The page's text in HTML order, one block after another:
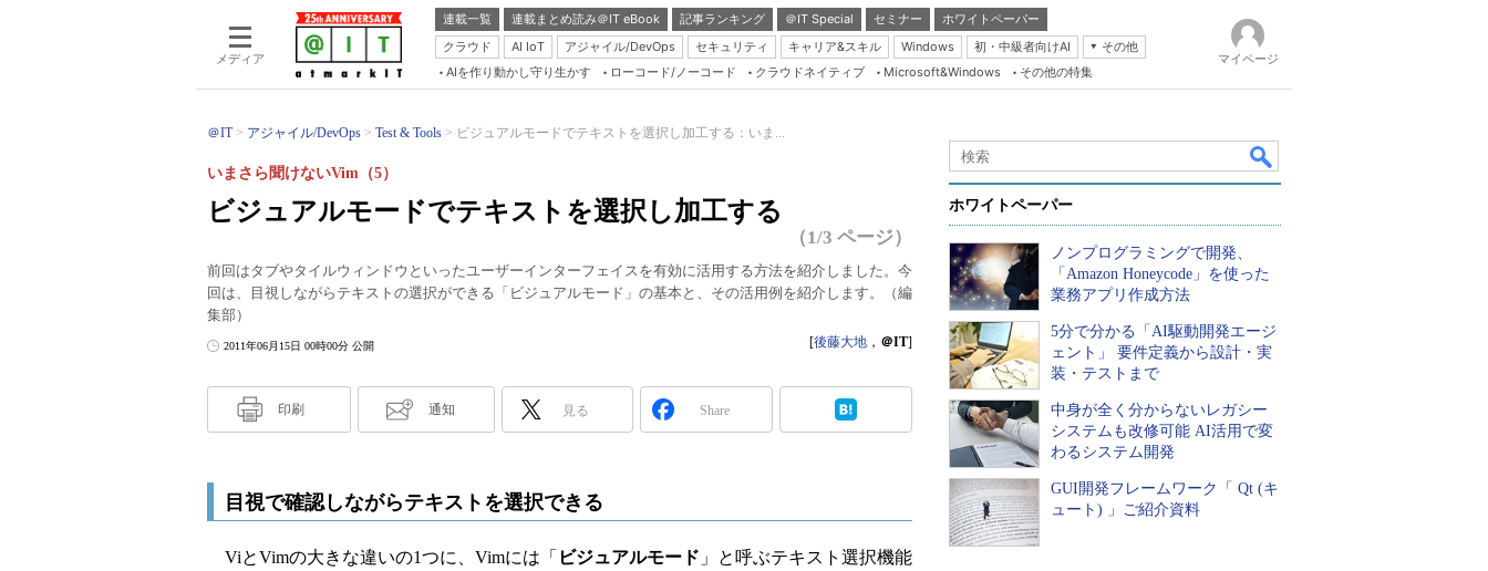
メディア
連載一覧 連載まとめ読み＠IT eBook 記事ランキング ＠IT Special セミナー
ホワイトペーパー
クラウド
AI IoT アジャイル/DevOps セキュリティ キャリア&スキル Windows 初・中級者向けAI
その他
Server & Storage
Database Expert
Linux ＆ OSS
Master of IP Network
Security & Trust
AIを作り動かし守り生かす ローコード/ノーコード クラウドネイティブ Microsoft&Windows その他の特集
マイページ
＠IT アジャイル/DevOps Test & Tools ビジュアルモードでテキストを選択し加工する：いま...
ビジュアルモードでテキストを選択し加工する
いまさら聞けないVim（5）
（1/3 ページ）
前回はタブやタイルウィンドウといったユーザーインターフェイスを有効に活用する方法を紹介しました。今
回は、目視しながらテキストの選択ができる「ビジュアルモード」の基本と、その活用例を紹介します。（編
集部）
2011年06月15日 00時00分 公開 [後藤大地 ， ＠IT]
印刷 通知 見る Share
目視で確認しながらテキストを選択できる
ViとVimの大きな違いの1つに、Vimには「 ビジュアルモード 」と呼ぶテキスト選択機能
ホワイトペーパー
ノンプログラミングで開発、
「Amazon Honeycode」を使った
業務アプリ作成方法
5分で分かる「AI駆動開発エージ
ェント」 要件定義から設計・実
装・テストまで
中身が全く分からないレガシー
システムも改修可能 AI活用で変
わるシステム開発
GUI開発フレームワーク「 Qt (キ
ュート) 」ご紹介資料